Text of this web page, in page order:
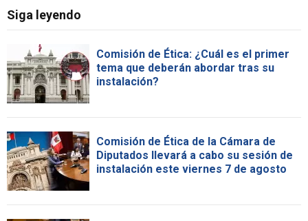
Siga leyendo
Comisión de Ética: ¿Cuál es el primer
tema que deberán abordar tras su
instalación?
Comisión de Ética de la Cámara de
Diputados llevará a cabo su sesión de
instalación este viernes 7 de agosto